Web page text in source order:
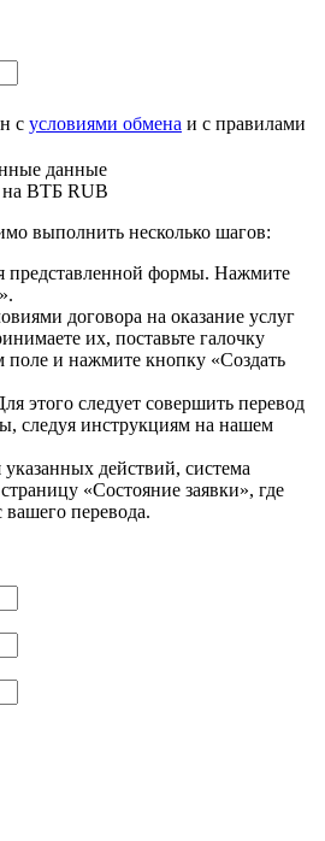
с условиями обмена и с правилами
данные
на ВТБ RUB
выполнить несколько шагов:
представленной формы. Нажмите
договора на оказание услуг
их, поставьте галочку
поле и нажмите кнопку «Создать
этого следует совершить перевод
следуя инструкциям на нашем
действий, система
«Состояние заявки», где
вашего перевода.